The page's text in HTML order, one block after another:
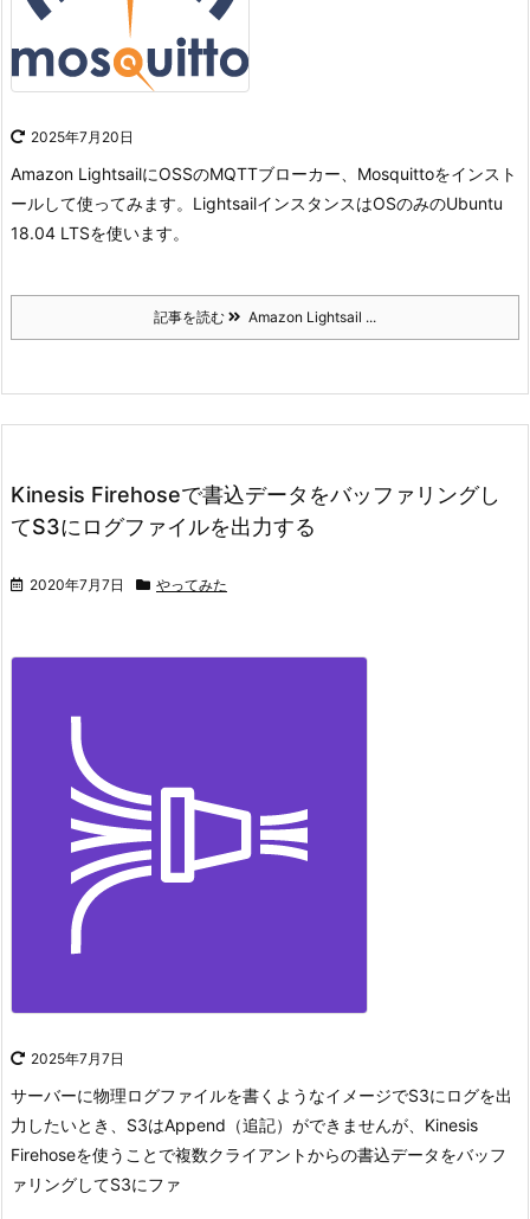
2025年7月20日
Amazon LightsailにOSSのMQTTブローカー、Mosquittoをインスト
ールして使ってみます。 LightsailインスタンスはOSのみのUbuntu
18.04 LTSを使います。
記事を読む Amazon Lightsail ...
Kinesis Firehoseで書込データをバッファリングし
てS3にログファイルを出力する
2020年7月7日 やってみた
2025年7月7日
サーバーに物理ログファイルを書くようなイメージでS3にログを出
力したいとき、S3はAppend（追記）ができませんが、Kinesis
Firehoseを使うことで複数クライアントからの書込データをバッフ
ァリングしてS3にファ